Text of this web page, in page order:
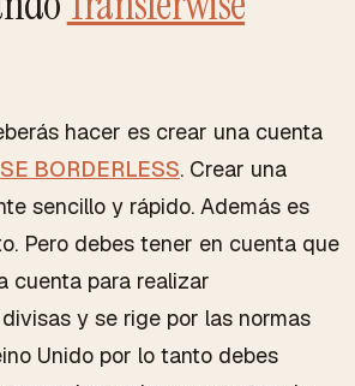
hacer es crear una cuenta
BORDERLESS. Crear una
sencillo y rápido. Además es
Pero debes tener en cuenta que
cuenta para realizar
y se rige por las normas
Unido por lo tanto debes